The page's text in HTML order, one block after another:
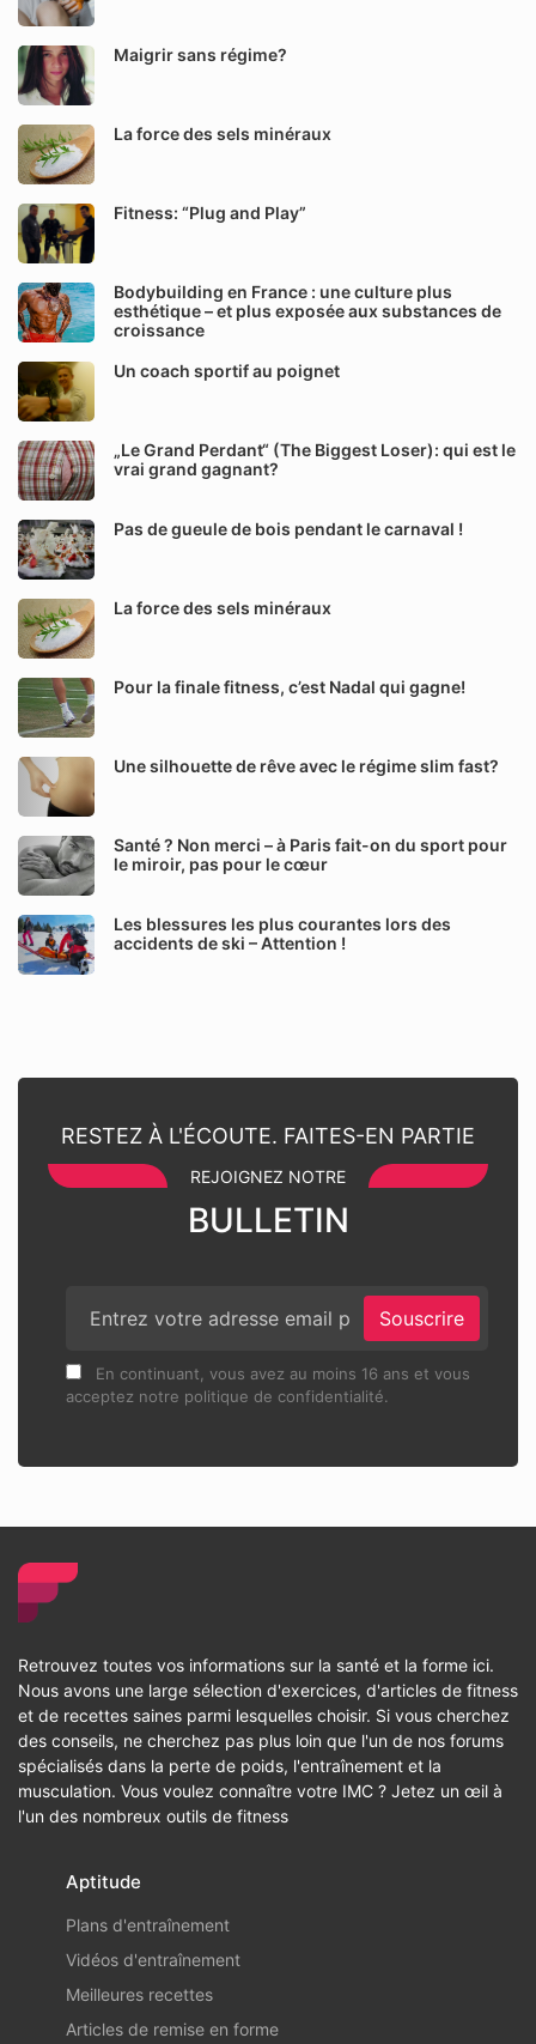
Maigrir sans régime?
La force des sels minéraux
Fitness: “Plug and Play”
Bodybuilding en France : une culture plus
esthétique – et plus exposée aux substances de
croissance
Un coach sportif au poignet
„Le Grand Perdant“ (The Biggest Loser): qui est le
vrai grand gagnant?
Pas de gueule de bois pendant le carnaval !
La force des sels minéraux
Pour la finale fitness, c’est Nadal qui gagne!
Une silhouette de rêve avec le régime slim fast?
Santé ? Non merci – à Paris fait-on du sport pour
le miroir, pas pour le cœur
Les blessures les plus courantes lors des
accidents de ski – Attention !
RESTEZ À L'ÉCOUTE. FAITES-EN PARTIE
REJOIGNEZ NOTRE
BULLETIN
Souscrire
En continuant, vous avez au moins 16 ans et vous
acceptez notre politique de confidentialité.
Retrouvez toutes vos informations sur la santé et la forme ici.
Nous avons une large sélection d'exercices, d'articles de fitness
et de recettes saines parmi lesquelles choisir. Si vous cherchez
des conseils, ne cherchez pas plus loin que l'un de nos forums
spécialisés dans la perte de poids, l'entraînement et la
musculation. Vous voulez connaître votre IMC ? Jetez un œil à
l'un des nombreux outils de fitness
Aptitude
Plans d'entraînement
Vidéos d'entraînement
Meilleures recettes
Articles de remise en forme